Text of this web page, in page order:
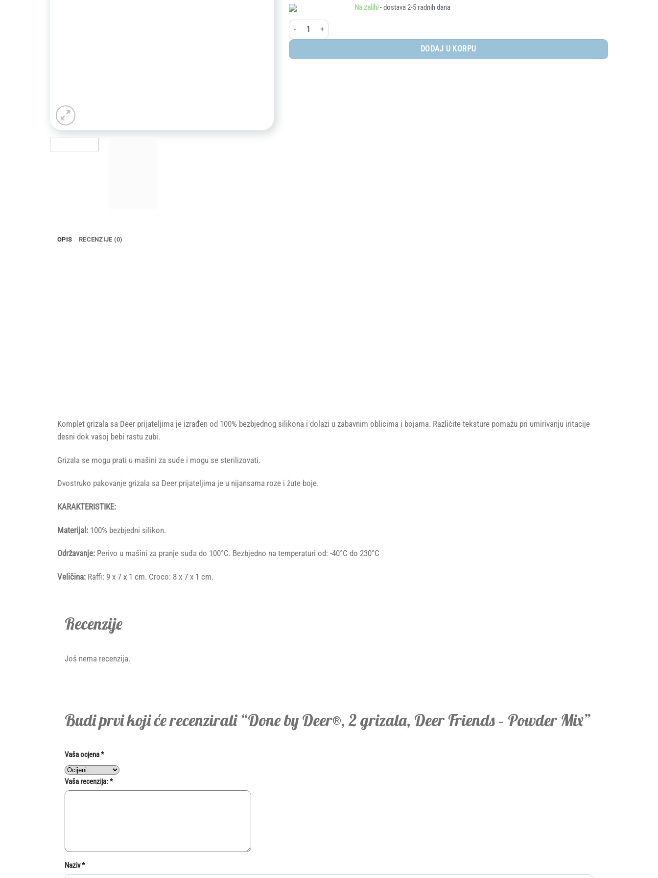
Na zalihi- dostava 2-5 radnih dana
Done by Deer®, 2 grizala, Deer Friends - Powder Mix količina
DODAJ U KORPU
OPIS RECENZIJE (0)
Komplet grizala sa Deer prijateljima je izrađen od 100% bezbjednog silikona i dolazi u zabavnim oblicima i bojama. Različite teksture pomažu pri umirivanju iritacije
desni dok vašoj bebi rastu zubi.
Grizala se mogu prati u mašini za suđe i mogu se sterilizovati.
Dvostruko pakovanje grizala sa Deer prijateljima je u nijansama roze i žute boje.
KARAKTERISTIKE:
Materijal: 100% bezbjedni silikon.
Održavanje: Perivo u mašini za pranje suđa do 100°C. Bezbjedno na temperaturi od: -40°C do 230°C
Veličina: Raffi: 9 x 7 x 1 cm. Croco: 8 x 7 x 1 cm.
Recenzije
Još nema recenzija.
Budi prvi koji će recenzirati “Done by Deer®, 2 grizala, Deer Friends – Powder Mix”
Vaša ocjena*
Vaša recenzija:*
Naziv*